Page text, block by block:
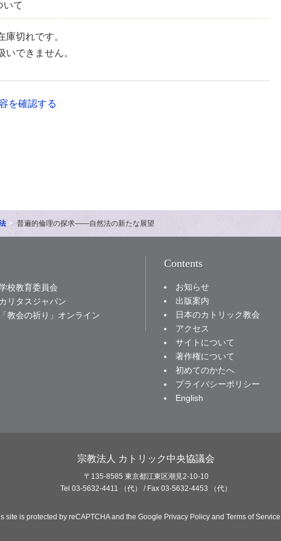
いて
庫切れです。
いできません。
を確認する
普遍的倫理の探求――自然法の新たな展望
校教育委員会
カリタスジャパン
「教会の祈り」オンライン
Contents
お知らせ
出版案内
日本のカトリック教会
アクセス
サイトについて
著作権について
初めてのかたへ
プライバシーポリシー
English
宗教法人 カトリック中央協議会
〒135-8585 東京都江東区潮見2-10-10
Tel 03-5632-4411 （代） / Fax 03-5632-4453 （代）
site is protected by reCAPTCHA and the Google Privacy Policy and Terms of Service